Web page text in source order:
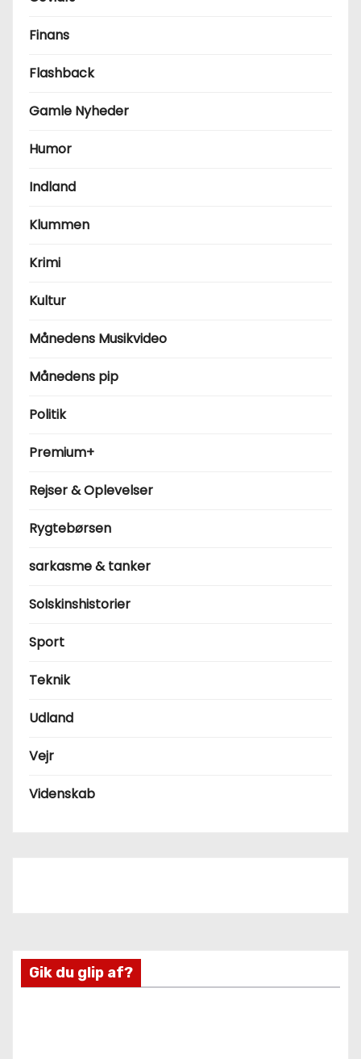
Finans
Flashback
Gamle Nyheder
Humor
Indland
Klummen
Krimi
Kultur
Månedens Musikvideo
Månedens pip
Politik
Premium+
Rejser & Oplevelser
Rygtebørsen
sarkasme & tanker
Solskinshistorier
Sport
Teknik
Udland
Vejr
Videnskab
Gik du glip af?